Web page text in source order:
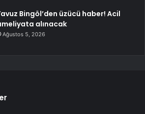
Bingöl’den üzücü haber! Acil
alınacak
Ağustos 5, 2026